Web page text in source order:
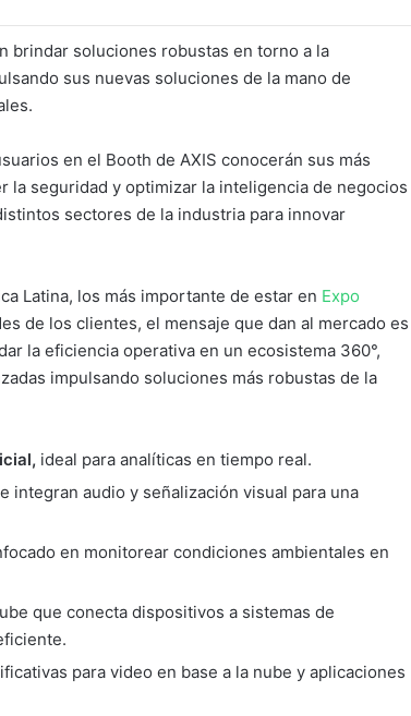
brindar soluciones robustas en torno a la
sus nuevas soluciones de la mano de
en el Booth de AXIS conocerán sus más
seguridad y optimizar la inteligencia de negocios
sectores de la industria para innovar
Latina, los más importante de estar en Expo
de los clientes, el mensaje que dan al mercado es
la eficiencia operativa en un ecosistema 360°,
impulsando soluciones más robustas de la
ideal para analíticas en tiempo real.
integran audio y señalización visual para una
en monitorear condiciones ambientales en
que conecta dispositivos a sistemas de
para video en base a la nube y aplicaciones